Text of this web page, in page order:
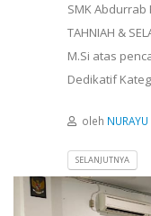
SMK
TAHNIAH &
M.Si atas
Dedikatif
oleh
SELANJUTNYA